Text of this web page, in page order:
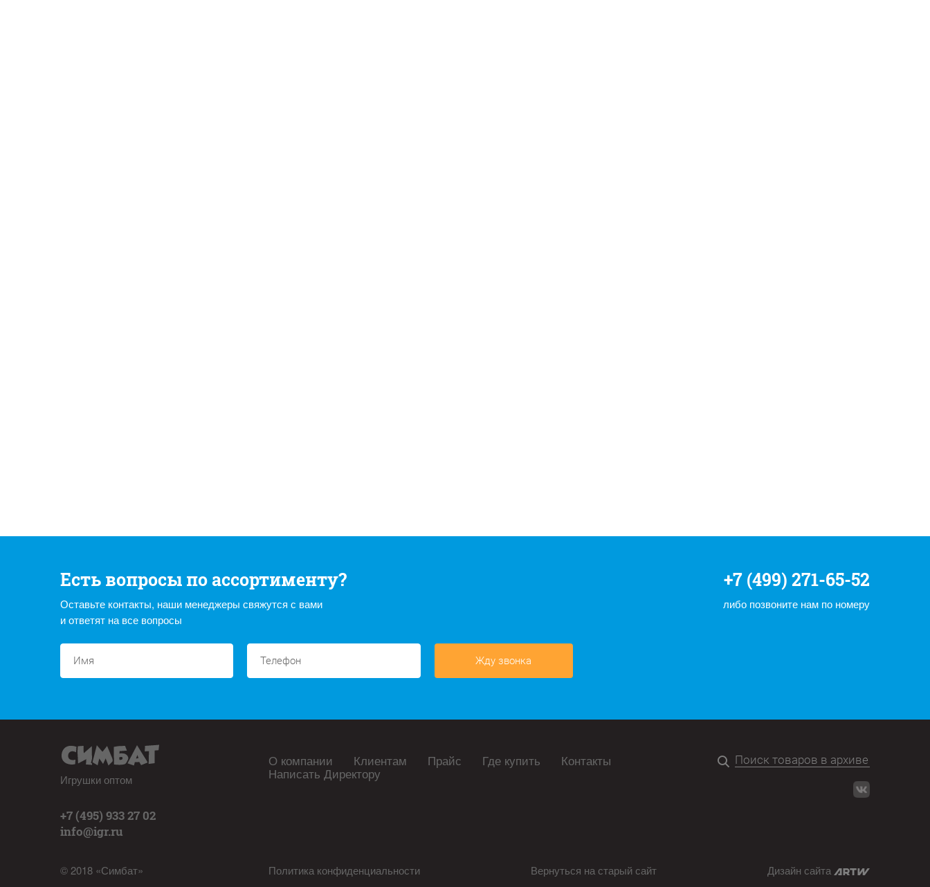
Есть вопросы по ассортименту?
Оставьте контакты, наши менеджеры свяжутся с вами
и ответят на все вопросы
+7 (499) 271-65-52
либо позвоните нам по номеру
Жду звонка
Игрушки оптом
+7 (495) 933 27 02
info@igr.ru
© 2018 «Симбат»
О компании Клиентам Прайс Где купить Контакты
Написать Директору
Политика конфиденциальности Вернуться на старый сайт Дизайн сайта